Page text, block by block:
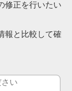
修正を行いたい
報と比較して確